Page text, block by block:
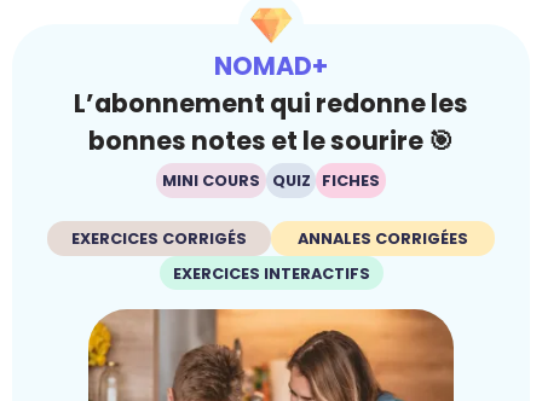
NOMAD+
L’abonnement qui redonne les
bonnes notes et le sourire 🎯
MINI COURS QUIZ FICHES
EXERCICES CORRIGÉS
ANNALES CORRIGÉES
EXERCICES INTERACTIFS